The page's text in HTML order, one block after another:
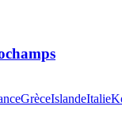
GrèceIslandeItalie